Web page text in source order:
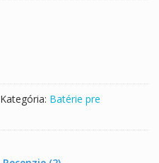
Kategória: Batérie pre